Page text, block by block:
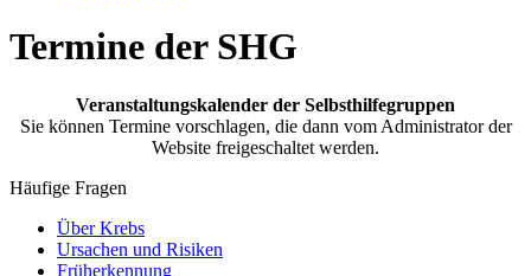
Termine der SHG
Veranstaltungskalender der Selbsthilfegruppen
Sie können Termine vorschlagen, die dann vom Administrator der
Website freigeschaltet werden.
Häufige Fragen
Über Krebs
Ursachen und Risiken
Früherkennung